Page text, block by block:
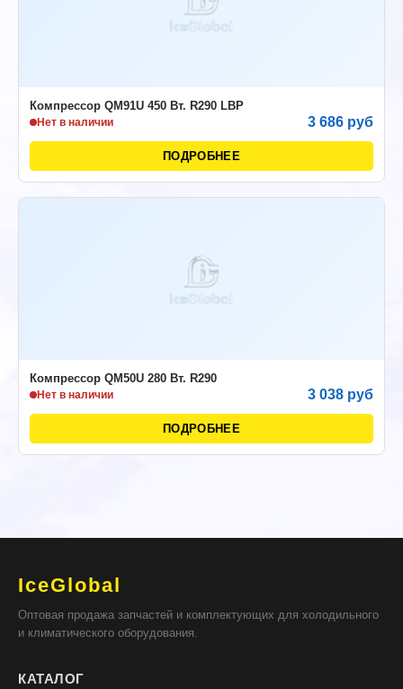
Компрессор QM91U 450 Вт. R290 LBP
Нет в наличии 3 686 руб
ПОДРОБНЕЕ
Компрессор QM50U 280 Вт. R290
Нет в наличии 3 038 руб
ПОДРОБНЕЕ
IceGlobal
Оптовая продажа запчастей и комплектующих для холодильного
и климатического оборудования.
КАТАЛОГ